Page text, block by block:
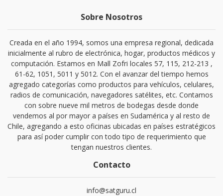
Sobre Nosotros
Creada en el año 1994, somos una empresa regional, dedicada
inicialmente al rubro de electrónica, hogar, productos médicos y
computación. Estamos en Mall Zofri locales 57, 115, 212-213 ,
61-62, 1051, 5011 y 5012. Con el avanzar del tiempo hemos
agregado categorías como productos para vehículos, celulares,
radios de comunicación, navegadores satélites, etc. Contamos
con sobre nueve mil metros de bodegas desde donde
vendemos al por mayor a países en Sudamérica y al resto de
Chile, agregando a esto oficinas ubicadas en países estratégicos
para así poder cumplir con todo tipo de requerimiento que
tengan nuestros clientes.
Contacto
info@satguru.cl